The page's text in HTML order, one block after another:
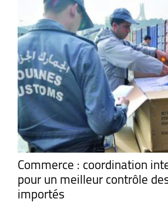
Commerce : coordination
pour un meilleur contrôle
importés